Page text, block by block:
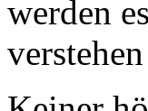
werden